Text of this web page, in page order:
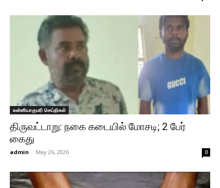
கன்னியாகுமரி செய்திகள்
திருவட்டாறு: நகை கடையில் மோசடி; 2 பேர்
கைது
admin - May 26, 2026 0